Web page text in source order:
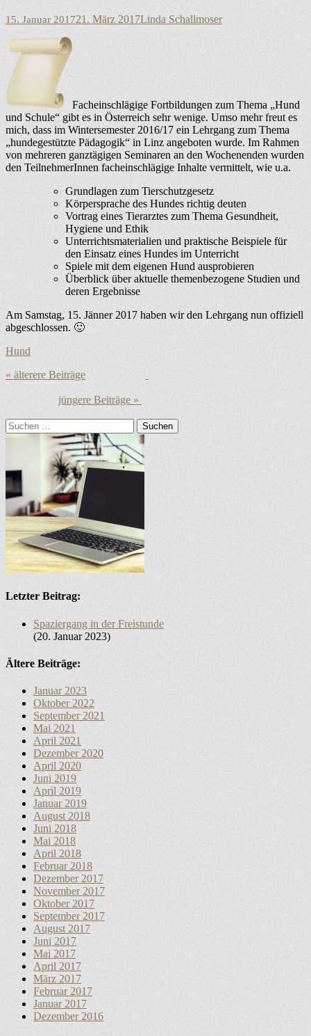
Veröffentlicht
15. Januar 201721. März 2017Autor
Linda Schallmoser
Facheinschlägige Fortbildungen zum Thema „Hund
und Schule“ gibt es in Österreich sehr wenige. Umso mehr freut es
mich, dass im Wintersemester 2016/17 ein Lehrgang zum Thema
„hundegestützte Pädagogik“ in Linz angeboten wurde. Im Rahmen
von mehreren ganztägigen Seminaren an den Wochenenden wurden
den TeilnehmerInnen facheinschlägige Inhalte vermittelt, wie u.a.
Grundlagen zum Tierschutzgesetz
Körpersprache des Hundes richtig deuten
Vortrag eines Tierarztes zum Thema Gesundheit,
Hygiene und Ethik
Unterrichtsmaterialien und praktische Beispiele für
den Einsatz eines Hundes im Unterricht
Spiele mit dem eigenen Hund ausprobieren
Überblick über aktuelle themenbezogene Studien und
deren Ergebnisse
Am Samstag, 15. Jänner 2017 haben wir den Lehrgang nun offiziell
abgeschlossen. 🙂
Kategorien
Hund
Beitragsnavigation
Suchen
nach:
Letzter Beitrag:
Spaziergang in der Freistunde
20. Januar 2023
Ältere Beiträge:
Januar 2023
Oktober 2022
September 2021
Mai 2021
April 2021
Dezember 2020
April 2020
Juni 2019
April 2019
Januar 2019
August 2018
Juni 2018
Mai 2018
April 2018
Februar 2018
Dezember 2017
November 2017
Oktober 2017
September 2017
August 2017
Juni 2017
Mai 2017
April 2017
März 2017
Februar 2017
Januar 2017
Dezember 2016